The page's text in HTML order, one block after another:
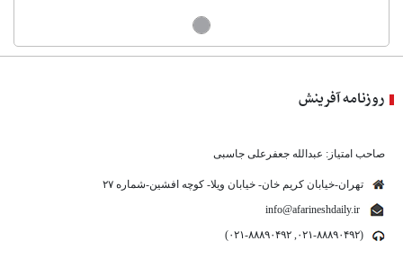
روزنامه آفرینش
صاحب امتیاز: عبدالله جعفرعلی جاسبی
تهران-خیابان کریم خان- خیابان ویلا- کوچه افشین-شماره ۲۷
info@afarineshdaily.ir
(۰۲۱-۸۸۸۹۰۴۹۲, ۰۲۱-۸۸۸۹۰۴۹۲)